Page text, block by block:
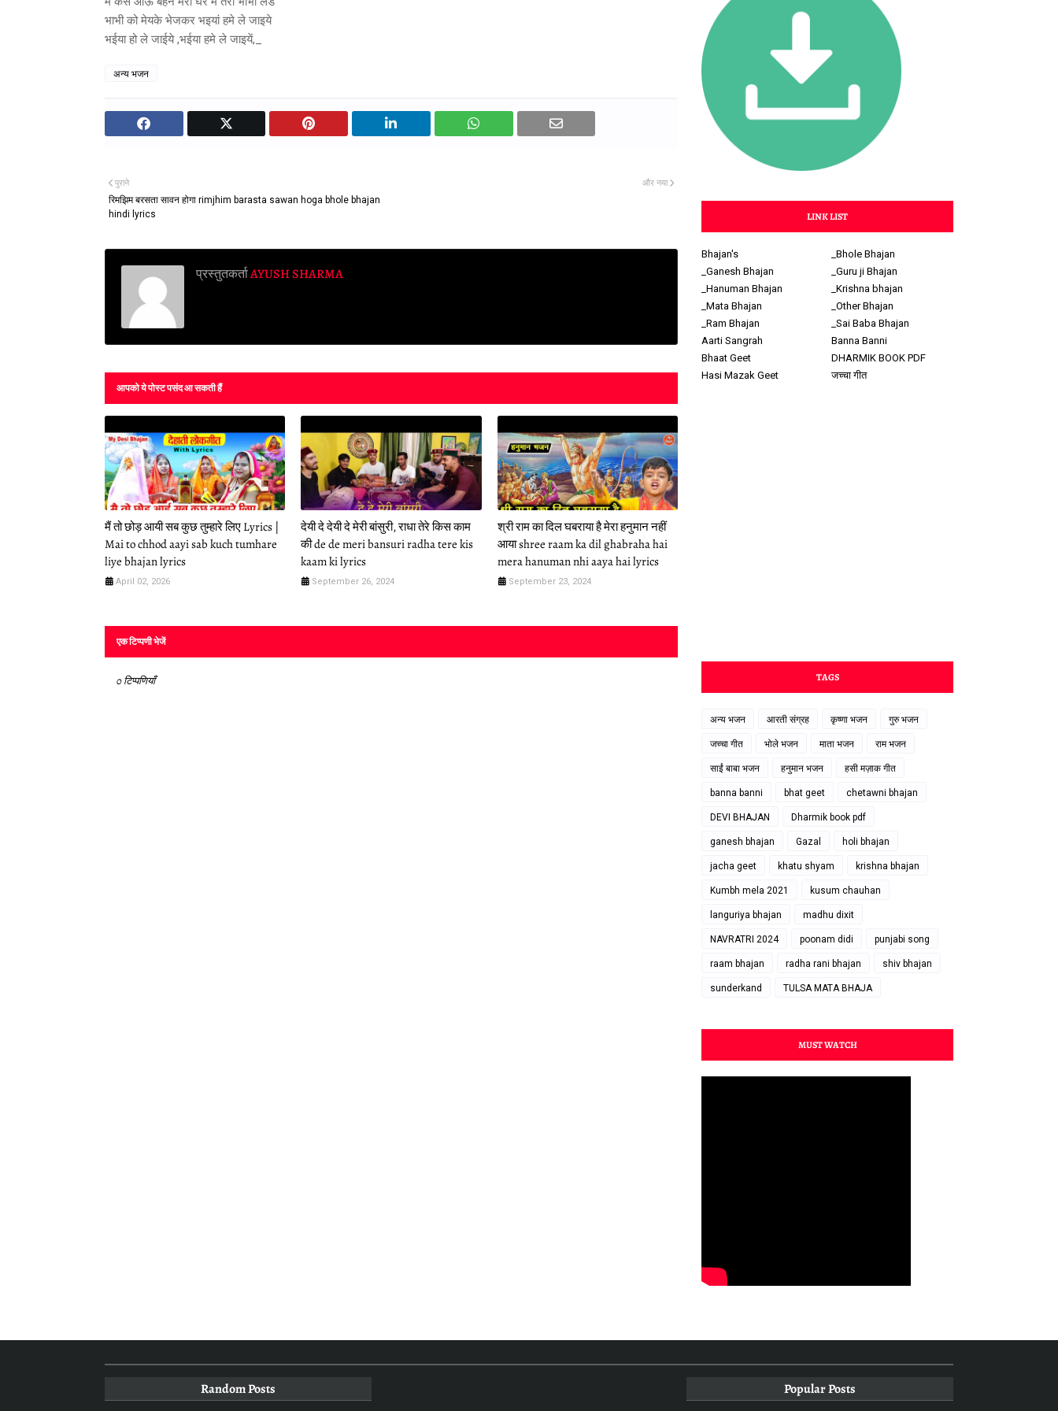
भाभी को मेयके भेजकर भइयां हमे ले जाइये
भईया हो ले जाईये ,भईया हमे ले जाइयें,_
अन्य भजन
और नया
पुराने
रिमझिम बरसता सावन होगा rimjhim barasta sawan hoga bhole bhajan
hindi lyrics
प्रस्तुतकर्ताAYUSH SHARMA
आपको ये पोस्ट पसंद आ सकती हैं
मैं तो छोड़ आयी सब कुछ तुम्हारे लिए Lyrics |
Mai to chhod aayi sab kuch tumhare
liye bhajan lyrics
April 02, 2026
देयी दे देयी दे मेरी बांसुरी, राधा तेरे किस काम
की de de meri bansuri radha tere kis
kaam ki lyrics
September 26, 2024
श्री राम का दिल घबराया है मेरा हनुमान नहीं
आया shree raam ka dil ghabraha hai
mera hanuman nhi aaya hai lyrics
September 23, 2024
एक टिप्पणी भेजें
0 टिप्पणियाँ
LINK LIST
Bhajan's
_Bhole Bhajan
_Ganesh Bhajan
_Guru ji Bhajan
_Hanuman Bhajan
_Krishna bhajan
_Mata Bhajan
_Other Bhajan
_Ram Bhajan
_Sai Baba Bhajan
Aarti Sangrah
Banna Banni
Bhaat Geet
DHARMIK BOOK PDF
Hasi Mazak Geet
जच्चा गीत
TAGS
अन्य भजन आरती संग्रह कृष्णा भजन गुरु भजन
जच्चा गीत भोले भजन माता भजन राम भजन
साईं बाबा भजन हनुमान भजन हसी मज़ाक गीत
banna banni bhat geet chetawni bhajan
DEVI BHAJAN Dharmik book pdf
ganesh bhajan Gazal holi bhajan
jacha geet khatu shyam krishna bhajan
Kumbh mela 2021 kusum chauhan
languriya bhajan madhu dixit
NAVRATRI 2024 poonam didi punjabi song
raam bhajan radha rani bhajan shiv bhajan
sunderkand TULSA MATA BHAJA
MUST WATCH
Random Posts Popular Posts